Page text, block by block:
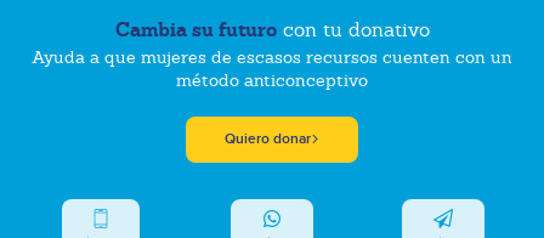
Cambia su futurocon tu donativo
Ayuda a que mujeres de escasos recursos cuenten con un
método anticonceptivo
Quiero donar